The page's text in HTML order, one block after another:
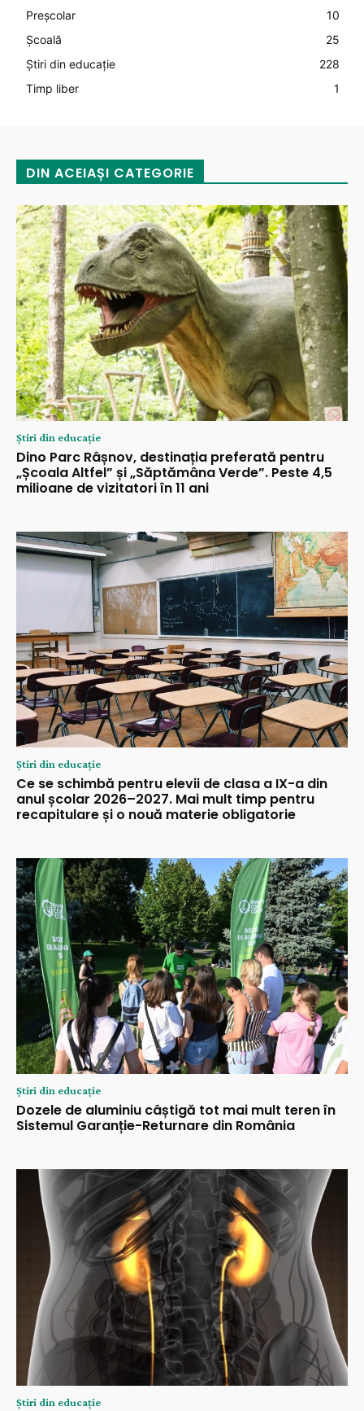
Preșcolar
10
Şcoală
25
Știri din educație
228
Timp liber
1
DIN ACEIAȘI CATEGORIE
Știri din educație
Dino Parc Râșnov, destinația preferată pentru
„Școala Altfel” și „Săptămâna Verde”. Peste 4,5
milioane de vizitatori în 11 ani
Știri din educație
Ce se schimbă pentru elevii de clasa a IX-a din
anul școlar 2026–2027. Mai mult timp pentru
recapitulare și o nouă materie obligatorie
Știri din educație
Dozele de aluminiu câștigă tot mai mult teren în
Sistemul Garanție-Returnare din România
Știri din educație